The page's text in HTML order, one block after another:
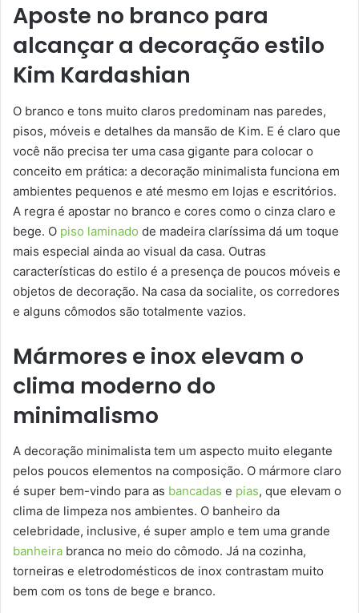
Aposte no branco para
alcançar a decoração estilo
Kim Kardashian
O branco e tons muito claros predominam nas paredes,
pisos, móveis e detalhes da mansão de Kim. E é claro que
você não precisa ter uma casa gigante para colocar o
conceito em prática: a decoração minimalista funciona em
ambientes pequenos e até mesmo em lojas e escritórios.
A regra é apostar no branco e cores como o cinza claro e
bege. O piso laminado de madeira claríssima dá um toque
mais especial ainda ao visual da casa. Outras
características do estilo é a presença de poucos móveis e
objetos de decoração. Na casa da socialite, os corredores
e alguns cômodos são totalmente vazios.
Mármores e inox elevam o
clima moderno do
minimalismo
A decoração minimalista tem um aspecto muito elegante
pelos poucos elementos na composição. O mármore claro
é super bem-vindo para as bancadas e pias, que elevam o
clima de limpeza nos ambientes. O banheiro da
celebridade, inclusive, é super amplo e tem uma grande
banheira branca no meio do cômodo. Já na cozinha,
torneiras e eletrodomésticos de inox contrastam muito
bem com os tons de bege e branco.